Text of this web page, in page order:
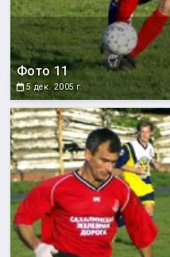
Фото 11
5 дек. 2005 г.